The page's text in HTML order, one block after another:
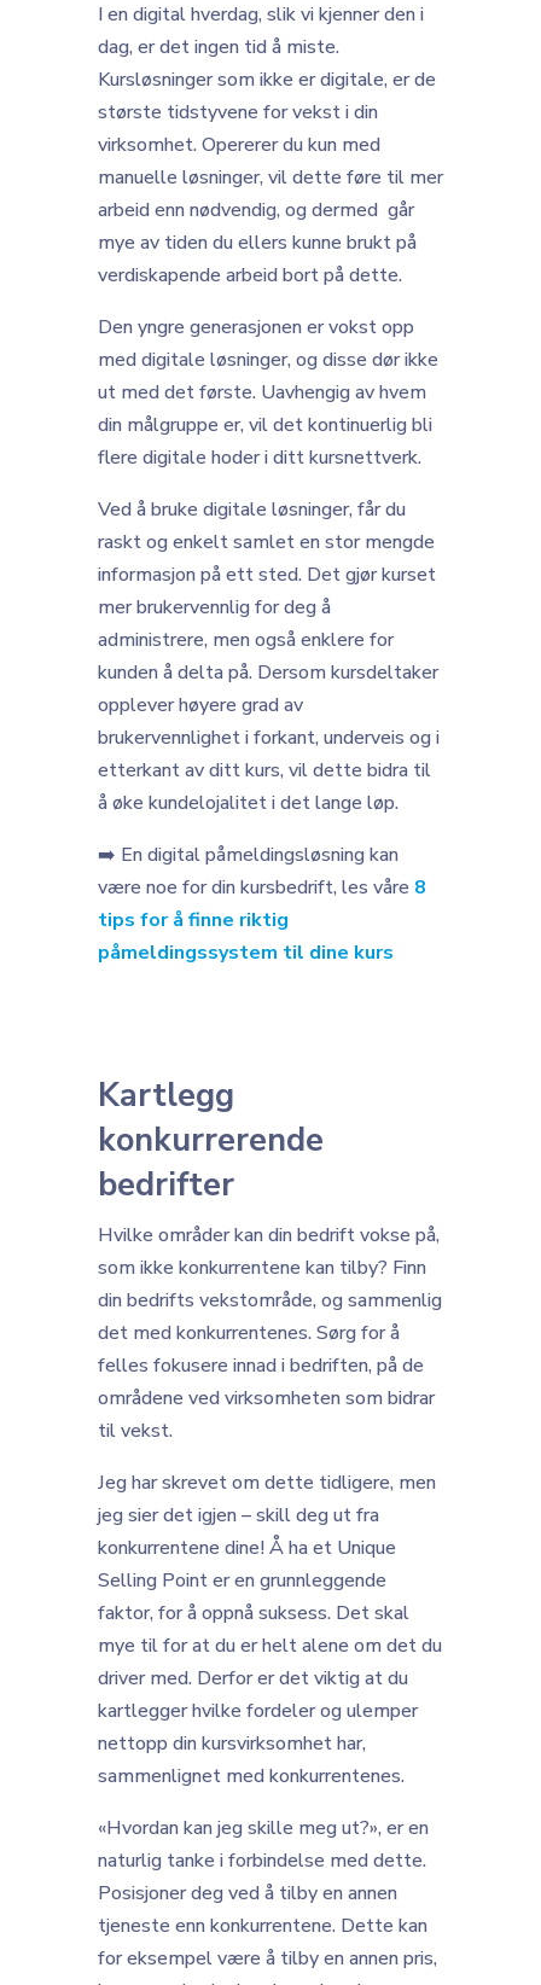
I en digital hverdag, slik vi kjenner den i
dag, er det ingen tid å miste.
Kursløsninger som ikke er digitale, er de
største tidstyvene for vekst i din
virksomhet. Opererer du kun med
manuelle løsninger, vil dette føre til mer
arbeid enn nødvendig, og dermed går
mye av tiden du ellers kunne brukt på
verdiskapende arbeid bort på dette.
Den yngre generasjonen er vokst opp
med digitale løsninger, og disse dør ikke
ut med det første. Uavhengig av hvem
din målgruppe er, vil det kontinuerlig bli
flere digitale hoder i ditt kursnettverk.
Ved å bruke digitale løsninger, får du
raskt og enkelt samlet en stor mengde
informasjon på ett sted. Det gjør kurset
mer brukervennlig for deg å
administrere, men også enklere for
kunden å delta på. Dersom kursdeltaker
opplever høyere grad av
brukervennlighet i forkant, underveis og i
etterkant av ditt kurs, vil dette bidra til
å øke kundelojalitet i det lange løp.
➡️ En digital påmeldingsløsning kan
være noe for din kursbedrift, les våre 8
tips for å finne riktig
påmeldingssystem til dine kurs
Kartlegg
konkurrerende
bedrifter
Hvilke områder kan din bedrift vokse på,
som ikke konkurrentene kan tilby? Finn
din bedrifts vekstområde, og sammenlig
det med konkurrentenes. Sørg for å
felles fokusere innad i bedriften, på de
områdene ved virksomheten som bidrar
til vekst.
Jeg har skrevet om dette tidligere, men
jeg sier det igjen – skill deg ut fra
konkurrentene dine! Å ha et Unique
Selling Point er en grunnleggende
faktor, for å oppnå suksess. Det skal
mye til for at du er helt alene om det du
driver med. Derfor er det viktig at du
kartlegger hvilke fordeler og ulemper
nettopp din kursvirksomhet har,
sammenlignet med konkurrentenes.
«Hvordan kan jeg skille meg ut?», er en
naturlig tanke i forbindelse med dette.
Posisjoner deg ved å tilby en annen
tjeneste enn konkurrentene. Dette kan
for eksempel være å tilby en annen pris,